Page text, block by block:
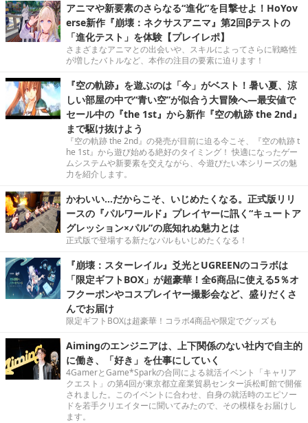
アニマや新要素のさらなる“進化”を目撃せよ！HoYov
erse新作『崩壊：ネクサスアニマ』第2回βテストの
「進化テスト」を体験【プレイレポ】
さまざまなアニマとの出会いや、スキルによってさらに戦略性
が増したバトルなど、本作の注目の要素に迫ります！
『空の軌跡』を遊ぶのは「今」がベスト！暑い夏、涼
しい部屋の中で“青い空”が似合う大冒険へ―最安値で
セール中の『the 1st』から新作『空の軌跡 the 2nd』
まで駆け抜けよう
『空の軌跡 the 2nd』の発売が目前に迫る今こそ、『空の軌跡 t
he 1st』から遊び始める絶好のタイミング！ 快適になったゲー
ムシステムや新要素を交えながら、今遊びたい本シリーズの魅
力を紹介します。
かわいい…だからこそ、いじめたくなる。正式版リリ
ースの『パルワールド』プレイヤーに訊く“キュートア
グレッション×パル”の底知れぬ魅力とは
正式版で登場する新たなパルもいじめたくなる！
『崩壊：スターレイル』爻光とUGREENのコラボは
「限定ギフトBOX」が超豪華！全6商品に使える5％オ
フクーポンやコスプレイヤー撮影会など、盛りだくさ
んでお届け
限定ギフトBOXは超豪華！コラボ4商品や限定でグッズも
Aimingのエンジニアは、上下関係のない社内で自主的
に働き、「好き」を仕事にしていく
4GamerとGame*Sparkの合同による就活イベント「キャリア
クエスト」の第4回が東京都立産業貿易センター浜松町館で開催
されました。このイベントに合わせ、自身の就活時のエピソー
ドを若手クリエイターに聞いてみたので、その模様をお届けし
ます。